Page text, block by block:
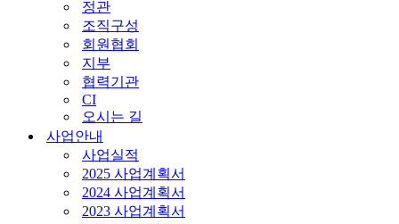
정관
조직구성
회원협회
지부
협력기관
CI
오시는 길
사업안내
사업실적
2025 사업계획서
2024 사업계획서
2023 사업계획서